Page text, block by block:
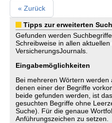
« Zurück
Tipps zur erweiterten
Gefunden werden
Schreibweise in allen
VersicherungsJournals.
Eingabemöglichkeiten
Bei mehreren Wörtern werden
denen einer der Begriffe
beide gefunden werden, ist
gesuchten Begriffe ohne
Suche). Für die genaue
Anführungszeichen zu setzen.